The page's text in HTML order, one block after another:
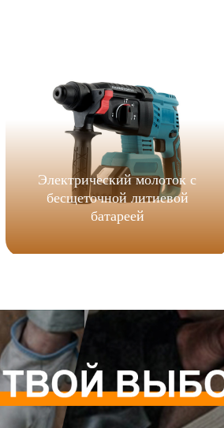
Электрический молоток с
бесщеточной литиевой
батареей